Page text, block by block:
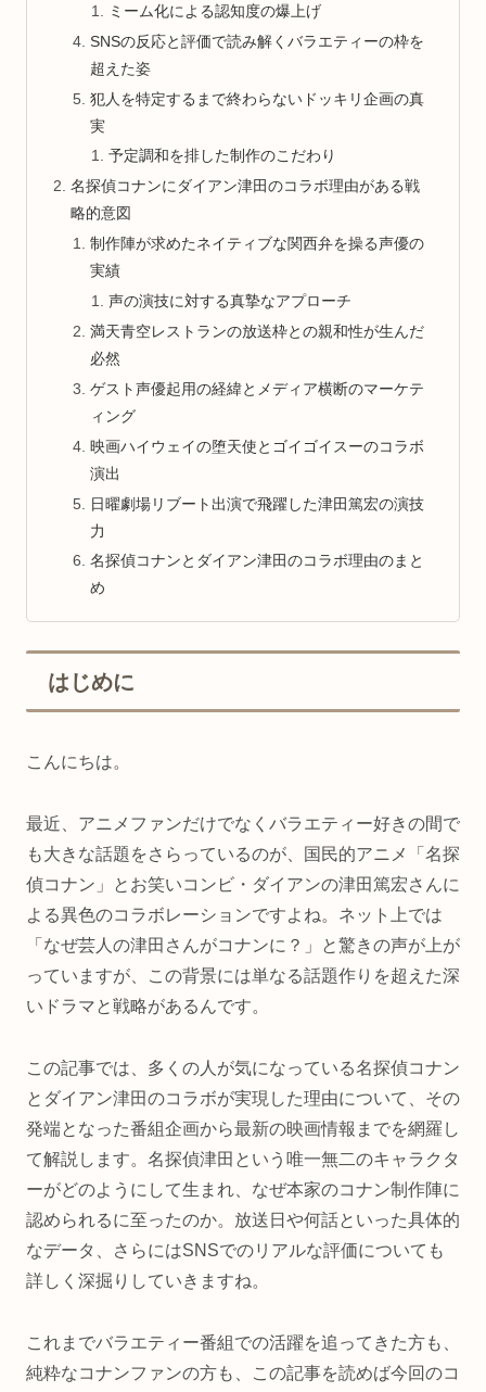
ミーム化による認知度の爆上げ
SNSの反応と評価で読み解くバラエティーの枠を
超えた姿
犯人を特定するまで終わらないドッキリ企画の真
実
予定調和を排した制作のこだわり
名探偵コナンにダイアン津田のコラボ理由がある戦
略的意図
制作陣が求めたネイティブな関西弁を操る声優の
実績
声の演技に対する真摯なアプローチ
満天青空レストランの放送枠との親和性が生んだ
必然
ゲスト声優起用の経緯とメディア横断のマーケテ
ィング
映画ハイウェイの堕天使とゴイゴイスーのコラボ
演出
日曜劇場リブート出演で飛躍した津田篤宏の演技
力
名探偵コナンとダイアン津田のコラボ理由のまと
め
はじめに
こんにちは。
最近、アニメファンだけでなくバラエティー好きの間で
も大きな話題をさらっているのが、国民的アニメ「名探
偵コナン」とお笑いコンビ・ダイアンの津田篤宏さんに
よる異色のコラボレーションですよね。ネット上では
「なぜ芸人の津田さんがコナンに？」と驚きの声が上が
っていますが、この背景には単なる話題作りを超えた深
いドラマと戦略があるんです。
この記事では、多くの人が気になっている名探偵コナン
とダイアン津田のコラボが実現した理由について、その
発端となった番組企画から最新の映画情報までを網羅し
て解説します。名探偵津田という唯一無二のキャラクタ
ーがどのようにして生まれ、なぜ本家のコナン制作陣に
認められるに至ったのか。放送日や何話といった具体的
なデータ、さらにはSNSでのリアルな評価についても
詳しく深掘りしていきますね。
これまでバラエティー番組での活躍を追ってきた方も、
純粋なコナンファンの方も、この記事を読めば今回のコ